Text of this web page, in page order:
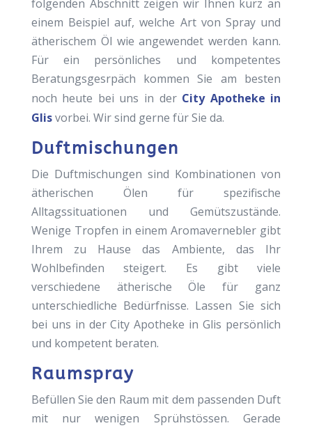
folgenden Abschnitt zeigen wir Ihnen kurz an
einem Beispiel auf, welche Art von Spray und
ätherischem Öl wie angewendet werden kann.
Für ein persönliches und kompetentes
Beratungsgesrpäch kommen Sie am besten
noch heute bei uns in der City Apotheke in
Glisvorbei. Wir sind gerne für Sie da.
Duftmischungen
Die Duftmischungen sind Kombinationen von
ätherischen Ölen für spezifische
Alltagssituationen und Gemütszustände.
Wenige Tropfen in einem Aromavernebler gibt
Ihrem zu Hause das Ambiente, das Ihr
Wohlbefinden steigert. Es gibt viele
verschiedene ätherische Öle für ganz
unterschiedliche Bedürfnisse. Lassen Sie sich
bei uns in der City Apotheke in Glis persönlich
und kompetent beraten.
Raumspray
Befüllen Sie den Raum mit dem passenden Duft
mit nur wenigen Sprühstössen. Gerade